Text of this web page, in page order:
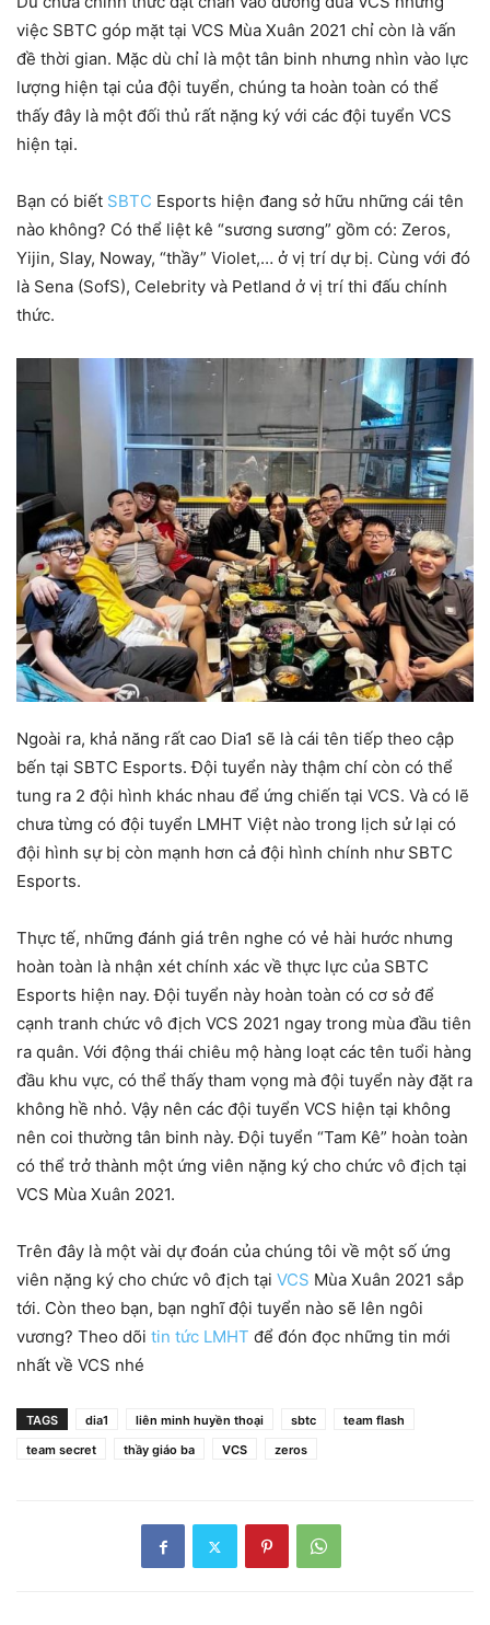
việc SBTC góp mặt tại VCS Mùa Xuân 2021 chỉ còn là vấn
đề thời gian. Mặc dù chỉ là một tân binh nhưng nhìn vào lực
lượng hiện tại của đội tuyển, chúng ta hoàn toàn có thể
thấy đây là một đối thủ rất nặng ký với các đội tuyển VCS
hiện tại.
Bạn có biết SBTC Esports hiện đang sở hữu những cái tên
nào không? Có thể liệt kê “sương sương” gồm có: Zeros,
Yijin, Slay, Noway, “thầy” Violet,… ở vị trí dự bị. Cùng với đó
là Sena (SofS), Celebrity và Petland ở vị trí thi đấu chính
thức.
Ngoài ra, khả năng rất cao Dia1 sẽ là cái tên tiếp theo cập
bến tại SBTC Esports. Đội tuyển này thậm chí còn có thể
tung ra 2 đội hình khác nhau để ứng chiến tại VCS. Và có lẽ
chưa từng có đội tuyển LMHT Việt nào trong lịch sử lại có
đội hình sự bị còn mạnh hơn cả đội hình chính như SBTC
Esports.
Thực tế, những đánh giá trên nghe có vẻ hài hước nhưng
hoàn toàn là nhận xét chính xác về thực lực của SBTC
Esports hiện nay. Đội tuyển này hoàn toàn có cơ sở để
cạnh tranh chức vô địch VCS 2021 ngay trong mùa đầu tiên
ra quân. Với động thái chiêu mộ hàng loạt các tên tuổi hàng
đầu khu vực, có thể thấy tham vọng mà đội tuyển này đặt ra
không hề nhỏ. Vậy nên các đội tuyển VCS hiện tại không
nên coi thường tân binh này. Đội tuyển “Tam Kê” hoàn toàn
có thể trở thành một ứng viên nặng ký cho chức vô địch tại
VCS Mùa Xuân 2021.
Trên đây là một vài dự đoán của chúng tôi về một số ứng
viên nặng ký cho chức vô địch tại VCS Mùa Xuân 2021 sắp
tới. Còn theo bạn, bạn nghĩ đội tuyển nào sẽ lên ngôi
vương? Theo dõi tin tức LMHT để đón đọc những tin mới
nhất về VCS nhé
TAGS dia1 liên minh huyền thoại sbtc
team flash
team secret
thầy giáo ba VCS zeros